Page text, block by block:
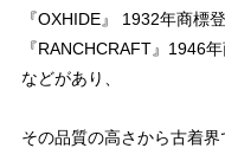
『OXHIDE』 1932年商
『RANCHCRAFT』1946
などがあり、
その品質の高さから古着界